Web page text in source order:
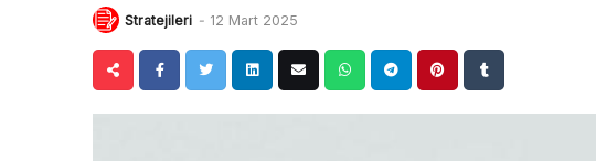
Stratejileri - 12 Mart 2025